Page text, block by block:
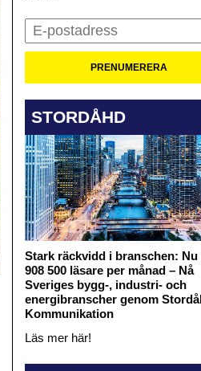
STORDÅHD
Stark räckvidd i branschen: Nu
908 500 läsare per månad – Nå
Sveriges bygg-, industri- och
energibranscher genom
Kommunikation
Läs mer här!